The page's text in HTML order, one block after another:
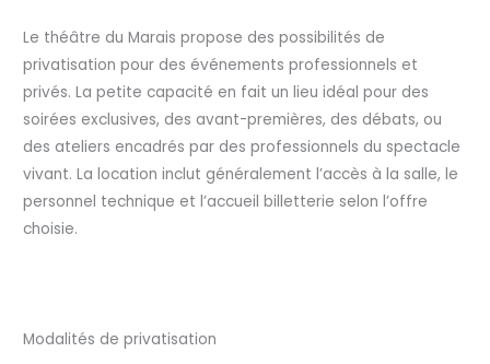
Le théâtre du Marais propose des possibilités de
privatisation pour des événements professionnels et
privés. La petite capacité en fait un lieu idéal pour des
soirées exclusives, des avant-premières, des débats, ou
des ateliers encadrés par des professionnels du spectacle
vivant. La location inclut généralement l’accès à la salle, le
personnel technique et l’accueil billetterie selon l’offre
choisie.
Modalités de privatisation